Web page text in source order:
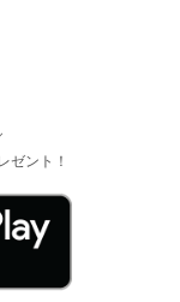
ゼント！